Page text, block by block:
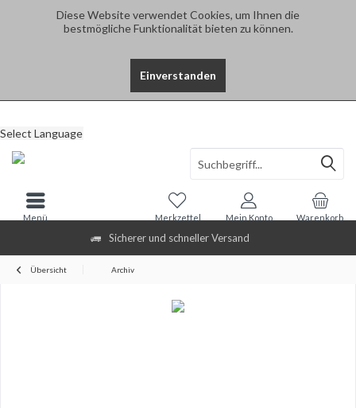
Diese Website verwendet Cookies, um Ihnen die
bestmögliche Funktionalität bieten zu können.
Einverstanden
Sicherer und schneller Versand
Select Language
Warenkorb
Merkzettel Mein Konto
Menü
Übersicht Archiv